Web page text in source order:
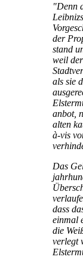
"Denn
der
stand
weil
als sie
anbot,
alten
à-vis
Das
dass
einmal
die
verlegt